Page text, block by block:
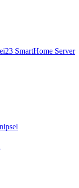
SmartHome Server